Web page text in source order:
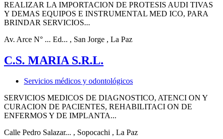
REALIZAR LA IMPORTACION DE PROTESIS AUDI TIVAS
Y DEMAS EQUIPOS E INSTRUMENTAL MED ICO, PARA
BRINDAR SERVICIOS...
Av. Arce N° ... Ed... , San Jorge , La Paz
C.S. MARIA S.R.L.
Servicios médicos y odontológicos
SERVICIOS MEDICOS DE DIAGNOSTICO, ATENCI ON Y
CURACION DE PACIENTES, REHABILITACI ON DE
ENFERMOS Y DE IMPLANTA...
Calle Pedro Salazar... , Sopocachi , La Paz